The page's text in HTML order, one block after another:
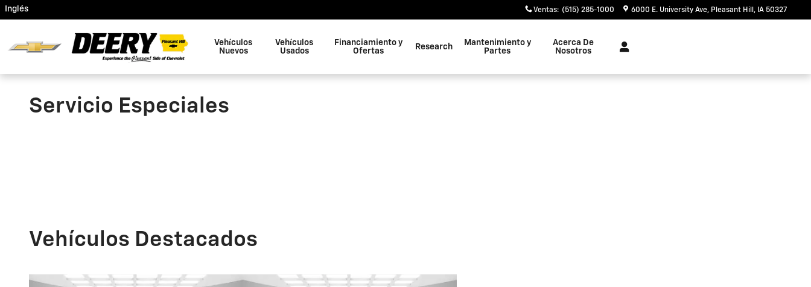
Saltar al contenido principal
Inglés Ventas: (515) 285-1000 6000 E. University Ave Pleasant Hill , IA 50327
Vehículos
Nuevos
Vehículos
Usados
Financiamiento y
Ofertas
Research
Mantenimiento y
Partes
Acerca De
Nosotros
Servicio Especiales
Vehículos Destacados